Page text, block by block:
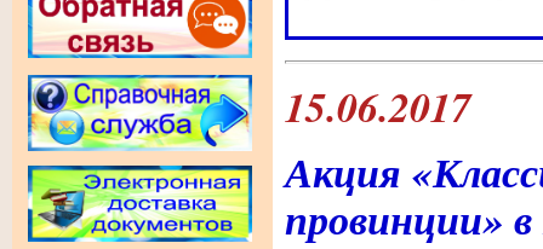
15.06.2017
Акция
провинции»